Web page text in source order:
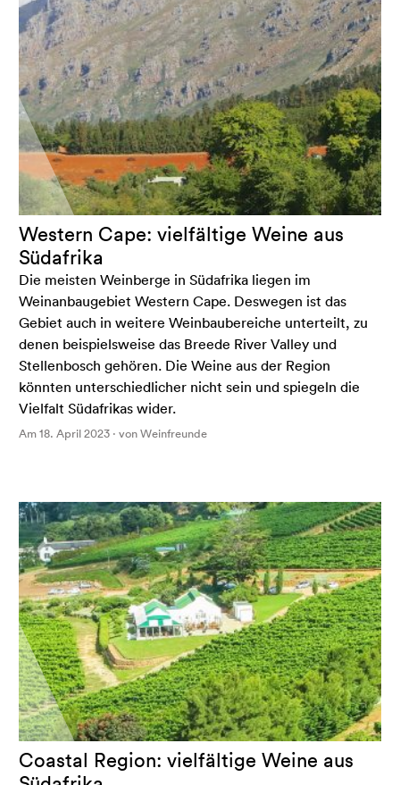
Western Cape: vielfältige Weine aus
Südafrika
Die meisten Weinberge in Südafrika liegen im
Weinanbaugebiet Western Cape. Deswegen ist das
Gebiet auch in weitere Weinbaubereiche unterteilt, zu
denen beispielsweise das Breede River Valley und
Stellenbosch gehören. Die Weine aus der Region
könnten unterschiedlicher nicht sein und spiegeln die
Vielfalt Südafrikas wider.
Am 18. April 2023 · von Weinfreunde
Coastal Region: vielfältige Weine aus